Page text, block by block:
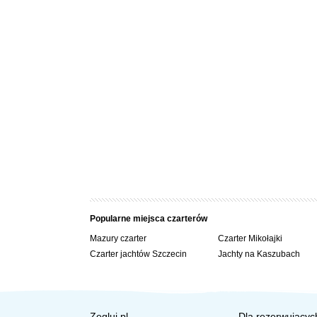
Popularne miejsca czarterów
Mazury czarter
Czarter jachtów Szczecin
Czarter Mikołajki
Jachty na Kaszubach